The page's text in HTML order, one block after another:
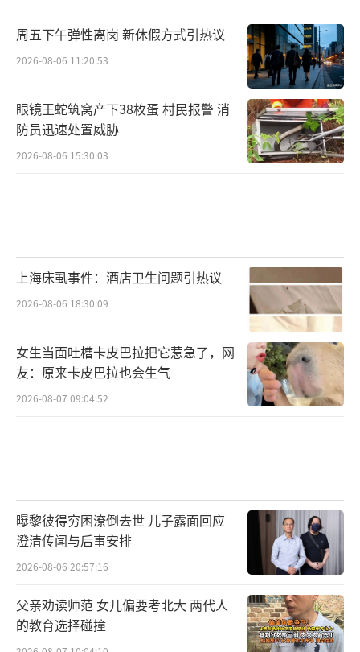
周五下午弹性离岗 新休假方式引热议
2026-08-06 11:20:53
眼镜王蛇筑窝产下38枚蛋 村民报警 消
防员迅速处置威胁
2026-08-06 15:30:03
上海床虱事件：酒店卫生问题引热议
2026-08-06 18:30:09
女生当面吐槽卡皮巴拉把它惹急了，网
友：原来卡皮巴拉也会生气
2026-08-07 09:04:52
曝黎彼得穷困潦倒去世 儿子露面回应
澄清传闻与后事安排
2026-08-06 20:57:16
父亲劝读师范 女儿偏要考北大 两代人
的教育选择碰撞